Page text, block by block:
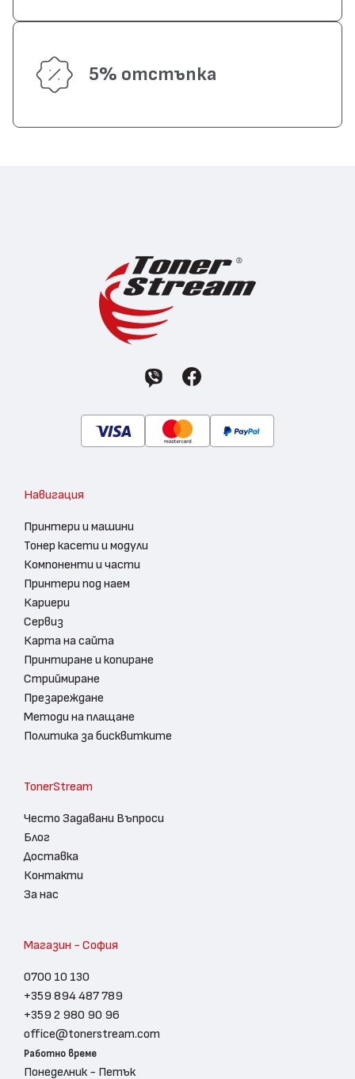
5% отстъпка
Навигация
Принтери и машини
Тонер касети и модули
Компоненти и части
Принтери под наем
Кариери
Сервиз
Карта на сайта
Принтиране и копиране
Стриймиране
Презареждане
Методи на плащане
Политика за бисквитките
TonerStream
Често Задавани Въпроси
Блог
Доставка
Контакти
За нас
Магазин - София
0700 10 130
+359 894 487 789
+359 2 980 90 96
office@tonerstream.com
Работно време
Понеделник - Петък